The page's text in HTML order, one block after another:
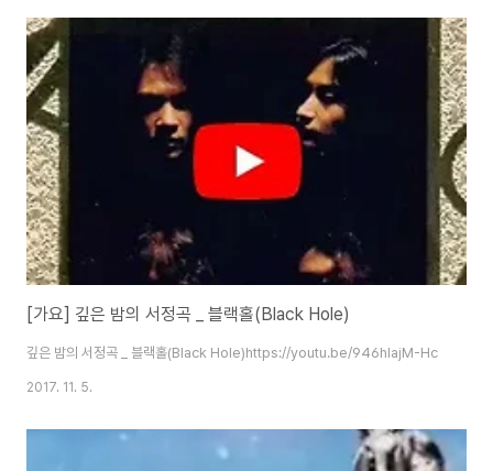
[가요] 깊은 밤의 서정곡 _ 블랙홀(Black Hole)
깊은 밤의 서정곡 _ 블랙홀(Black Hole)https://youtu.be/946hIajM-Hc
2017. 11. 5.